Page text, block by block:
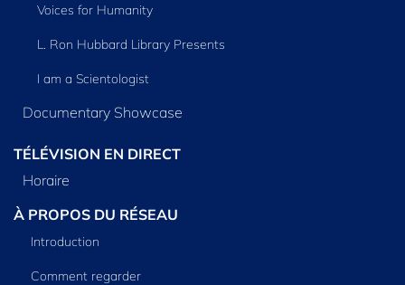
Voices for Humanity
L. Ron Hubbard Library Presents
I am a Scientologist
Documentary Showcase
TÉLÉVISION EN DIRECT
Horaire
À PROPOS DU RÉSEAU
Introduction
Comment regarder